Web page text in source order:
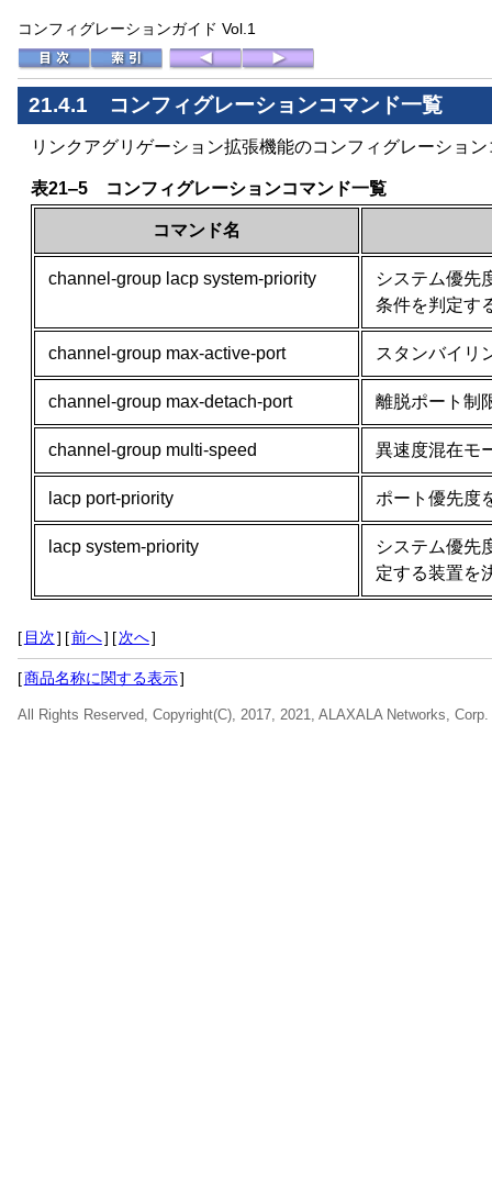
コンフィグレーションガイド Vol.1
21.4.1 コンフィグレーションコマンド一覧
リンクアグリゲーション拡張機能のコンフィグレーショ
表21‒5 コンフィグレーションコマンド一覧
コマンド名
channel-group lacp system-priority
システム優先
条件を判定す
channel-group max-active-port スタンバイリ
channel-group max-detach-port 離脱ポート制
channel-group multi-speed 異速度混在モ
lacp port-priority ポート優先度
lacp system-priority
システム優先
定する装置を
[ 目次] [前へ] [次へ]
[商品名称に関する表示]
All Rights Reserved, Copyright(C), 2017, 2021, ALAXALA Networks, Corp.